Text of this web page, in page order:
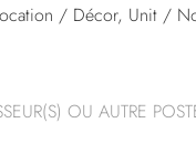
/ Décor, Unit /
OU AUTRE